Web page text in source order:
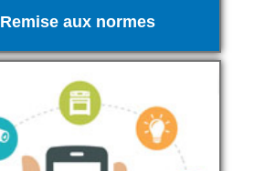
Remise aux normes